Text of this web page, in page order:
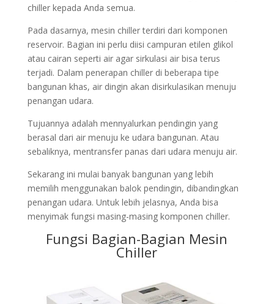
chiller kepada Anda semua.
Pada dasarnya, mesin chiller terdiri dari komponen
reservoir. Bagian ini perlu diisi campuran etilen glikol
atau cairan seperti air agar sirkulasi air bisa terus
terjadi. Dalam penerapan chiller di beberapa tipe
bangunan khas, air dingin akan disirkulasikan menuju
penangan udara.
Tujuannya adalah mennyalurkan pendingin yang
berasal dari air menuju ke udara bangunan. Atau
sebaliknya, mentransfer panas dari udara menuju air.
Sekarang ini mulai banyak bangunan yang lebih
memilih menggunakan balok pendingin, dibandingkan
penangan udara. Untuk lebih jelasnya, Anda bisa
menyimak fungsi masing-masing komponen chiller.
Fungsi Bagian-Bagian Mesin
Chiller